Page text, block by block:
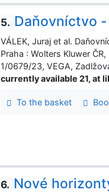
5. Daňovníctvo
VÁLEK, Juraj et al.
Praha : Wolters Kluwer
1/0679/23, VEGA,
currently available 21, at
To the basket
6. Nové